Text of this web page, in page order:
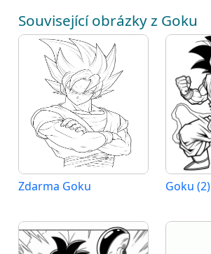
Související obrázky z Goku
Zdarma Goku Goku (2)